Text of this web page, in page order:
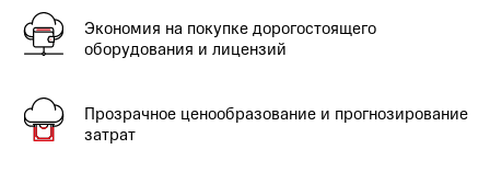
Экономия на покупке дорогостоящего
оборудования и лицензий
Прозрачное ценообразование и прогнозирование
затрат